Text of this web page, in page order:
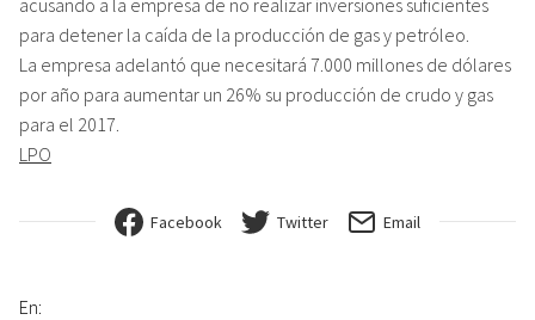
para detener la caída de la producción de gas y petróleo.
La empresa adelantó que necesitará 7.000 millones de dólares
por año para aumentar un 26% su producción de crudo y gas
para el 2017.
LPO
Facebook Twitter Email
En: